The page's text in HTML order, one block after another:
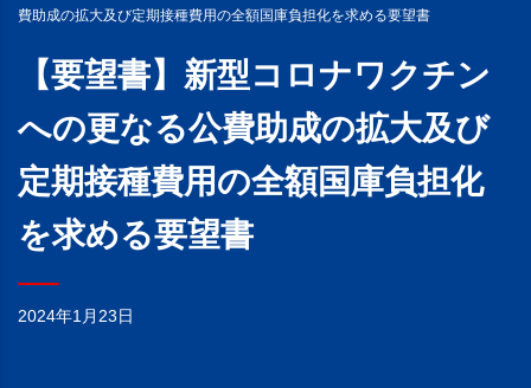
費助成の拡大及び定期接種費用の全額国庫負担化を求める要望書
【要望書】新型コロナワクチン
への更なる公費助成の拡大及び
定期接種費用の全額国庫負担化
を求める要望書
2024年1月23日